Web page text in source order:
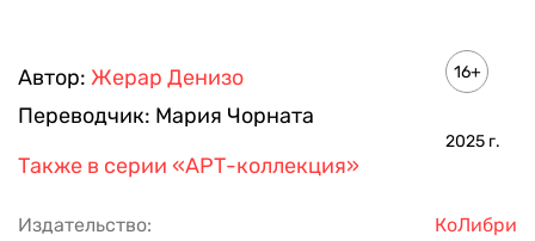
Автор: Жерар Денизо
Переводчик: Мария Чорната
16+
2025 г.
Также в серии «АРТ-коллекция»
Издательство: КоЛибри